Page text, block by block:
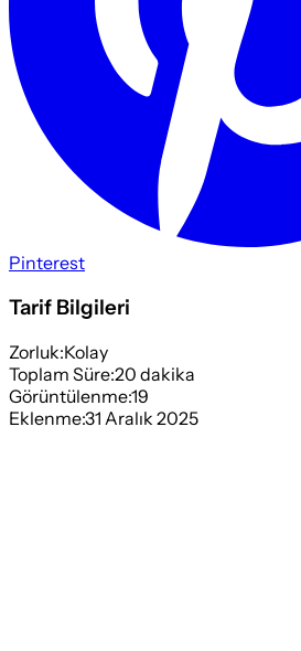
Pinterest
Tarif Bilgileri
Zorluk:Kolay
Toplam Süre:20 dakika
Görüntülenme:19
Eklenme:31 Aralık 2025